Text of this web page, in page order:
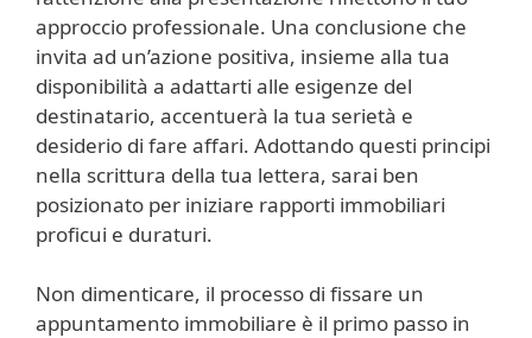
approccio professionale. Una conclusione che
invita ad un’azione positiva, insieme alla tua
disponibilità a adattarti alle esigenze del
destinatario, accentuerà la tua serietà e
desiderio di fare affari. Adottando questi principi
nella scrittura della tua lettera, sarai ben
posizionato per iniziare rapporti immobiliari
proficui e duraturi.
Non dimenticare, il processo di fissare un
appuntamento immobiliare è il primo passo in